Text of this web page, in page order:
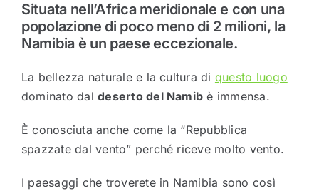
Situata nell’Africa meridionale e con una
popolazione di poco meno di 2 milioni, la
Namibia è un paese eccezionale.
La bellezza naturale e la cultura di questo luogo
dominato daldeserto del Namib è immensa.
È conosciuta anche come la “Repubblica
spazzate dal vento” perché riceve molto vento.
I paesaggi che troverete in Namibia sono così